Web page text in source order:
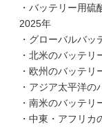
・バッテリー用硫
2025年
・グローバルバ
・北米のバッテリ
・欧州のバッテリ
・アジア太平洋
・南米のバッテリ
・中東・アフリ